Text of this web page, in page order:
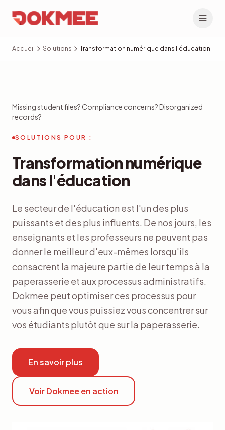
Accueil Solutions Transformation numérique dans l'éducation
Missing student files? Compliance concerns? Disorganized
records?
SOLUTIONS POUR :
Transformation numérique
dans l'éducation
Le secteur de l'éducation est l'un des plus
puissants et des plus influents. De nos jours, les
enseignants et les professeurs ne peuvent pas
donner le meilleur d'eux-mêmes lorsqu'ils
consacrent la majeure partie de leur temps à la
paperasserie et aux processus administratifs.
Dokmee peut optimiser ces processus pour
vous afin que vous puissiez vous concentrer sur
vos étudiants plutôt que sur la paperasserie.
En savoir plus
Voir Dokmee en action